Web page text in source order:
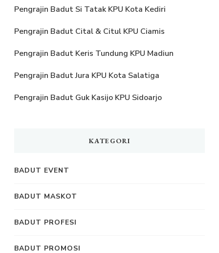
Pengrajin Badut Si Tatak KPU Kota Kediri
Pengrajin Badut Cital & Citul KPU Ciamis
Pengrajin Badut Keris Tundung KPU Madiun
Pengrajin Badut Jura KPU Kota Salatiga
Pengrajin Badut Guk Kasijo KPU Sidoarjo
KATEGORI
BADUT EVENT
BADUT MASKOT
BADUT PROFESI
BADUT PROMOSI